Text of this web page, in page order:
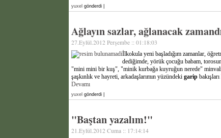
yuxel gönderdi |
Ağlayın sazlar, ağlanacak
27.Eylül.2012 Perşembe :: 01:18:03
İlkokula yeni başladığım zamanlar,
dediğimde, yörük çocuğu babam,
"mini mini bir kuş", "minik kurbağa kuyruğun nerede"
şaşkınlık ve hayreti, arkadaşlarımın yüzündeki garip
Devamı
yuxel gönderdi |
"Baştan yazalım!"
21.Eylül.2012 Cuma :: 17:14:14